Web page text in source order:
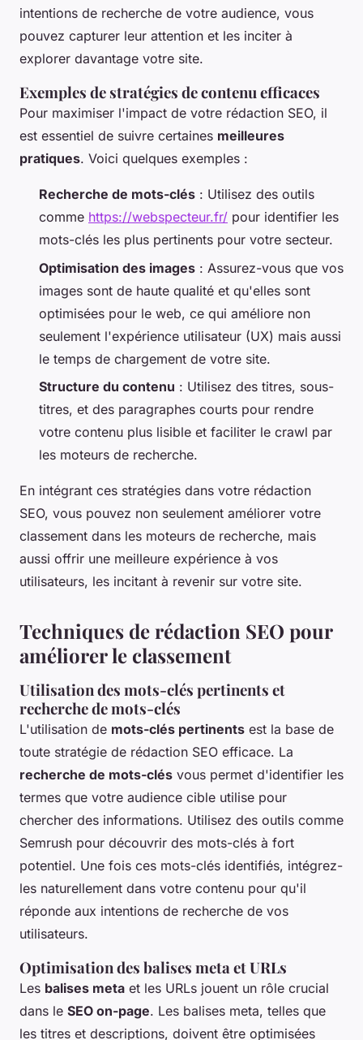
intentions de recherche de votre audience, vous
pouvez capturer leur attention et les inciter à
explorer davantage votre site.
Exemples de stratégies de contenu efficaces
Pour maximiser l'impact de votre rédaction SEO, il
est essentiel de suivre certaines meilleures
pratiques. Voici quelques exemples :
Recherche de mots-clés : Utilisez des outils
comme https://webspecteur.fr/ pour identifier les
mots-clés les plus pertinents pour votre secteur.
Optimisation des images : Assurez-vous que vos
images sont de haute qualité et qu'elles sont
optimisées pour le web, ce qui améliore non
seulement l'expérience utilisateur (UX) mais aussi
le temps de chargement de votre site.
Structure du contenu : Utilisez des titres, sous-
titres, et des paragraphes courts pour rendre
votre contenu plus lisible et faciliter le crawl par
les moteurs de recherche.
En intégrant ces stratégies dans votre rédaction
SEO, vous pouvez non seulement améliorer votre
classement dans les moteurs de recherche, mais
aussi offrir une meilleure expérience à vos
utilisateurs, les incitant à revenir sur votre site.
Techniques de rédaction SEO pour
améliorer le classement
Utilisation des mots-clés pertinents et
recherche de mots-clés
L'utilisation de mots-clés pertinents est la base de
toute stratégie de rédaction SEO efficace. La
recherche de mots-clés vous permet d'identifier les
termes que votre audience cible utilise pour
chercher des informations. Utilisez des outils comme
Semrush pour découvrir des mots-clés à fort
potentiel. Une fois ces mots-clés identifiés, intégrez-
les naturellement dans votre contenu pour qu'il
réponde aux intentions de recherche de vos
utilisateurs.
Optimisation des balises meta et URLs
Les balises meta et les URLs jouent un rôle crucial
dans le SEO on-page. Les balises meta, telles que
les titres et descriptions, doivent être optimisées